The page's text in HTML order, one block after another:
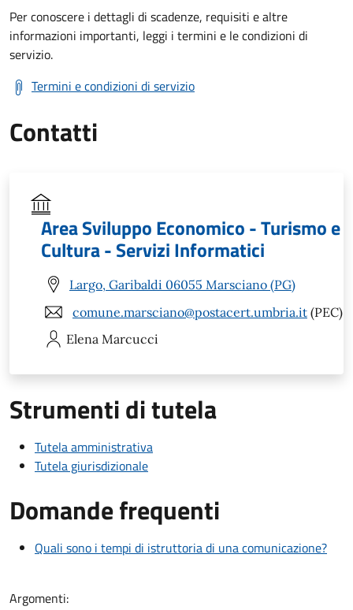
Per conoscere i dettagli di scadenze, requisiti e altre
informazioni importanti, leggi i termini e le condizioni di
servizio.
Termini e condizioni di servizio
Contatti
Area Sviluppo Economico - Turismo e
Cultura - Servizi Informatici
Largo, Garibaldi 06055 Marsciano (PG)
comune.marsciano@postacert.umbria.it (PEC)
Elena Marcucci
Strumenti di tutela
Tutela amministrativa
Tutela giurisdizionale
Domande frequenti
Quali sono i tempi di istruttoria di una comunicazione?
Argomenti: